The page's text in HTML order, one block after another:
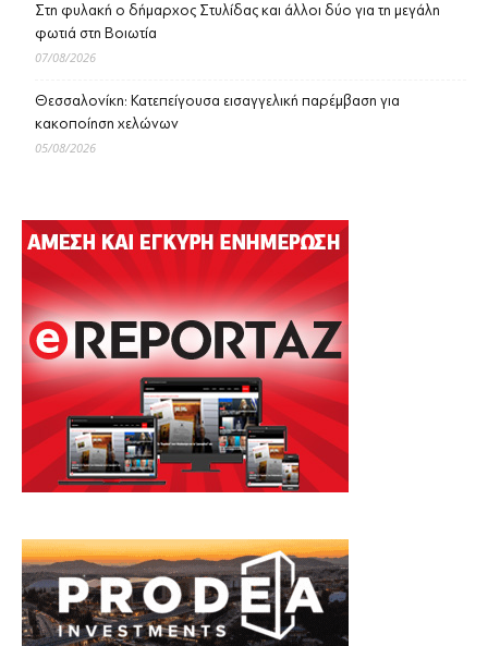
Στη φυλακή ο δήμαρχος Στυλίδας και άλλοι δύο για τη μεγάλη
φωτιά στη Βοιωτία
07/08/2026
Θεσσαλονίκη: Κατεπείγουσα εισαγγελική παρέμβαση για
κακοποίηση χελώνων
05/08/2026